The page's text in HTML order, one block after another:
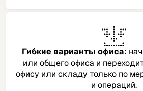
Гибкие варианты офиса:
или общего офиса и
офису или складу только по
и операций.